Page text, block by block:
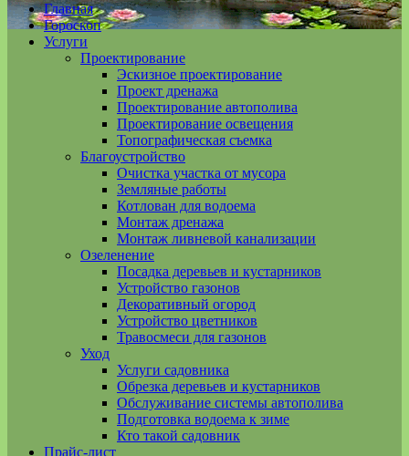
Главная
Гороскоп
Услуги
Проектирование
Эскизное проектирование
Проект дренажа
Проектирование автополива
Проектирование освещения
Топографическая съемка
Благоустройство
Очистка участка от мусора
Земляные работы
Котлован для водоема
Монтаж дренажа
Монтаж ливневой канализации
Озеленение
Посадка деревьев и кустарников
Устройство газонов
Декоративный огород
Устройство цветников
Травосмеси для газонов
Уход
Услуги садовника
Обрезка деревьев и кустарников
Обслуживание системы автополива
Подготовка водоема к зиме
Кто такой садовник
Прайс-лист